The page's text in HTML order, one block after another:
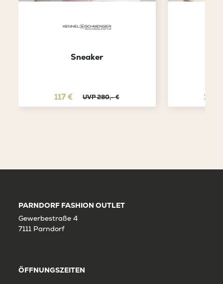
Sneaker
117 € UVP 280,- € 115 €
PARNDORF FASHION OUTLET
Gewerbestraße 4
7111 Parndorf
ÖFFNUNGSZEITEN